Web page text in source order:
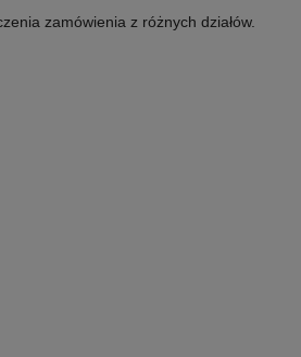
zamówienia z różnych działów.